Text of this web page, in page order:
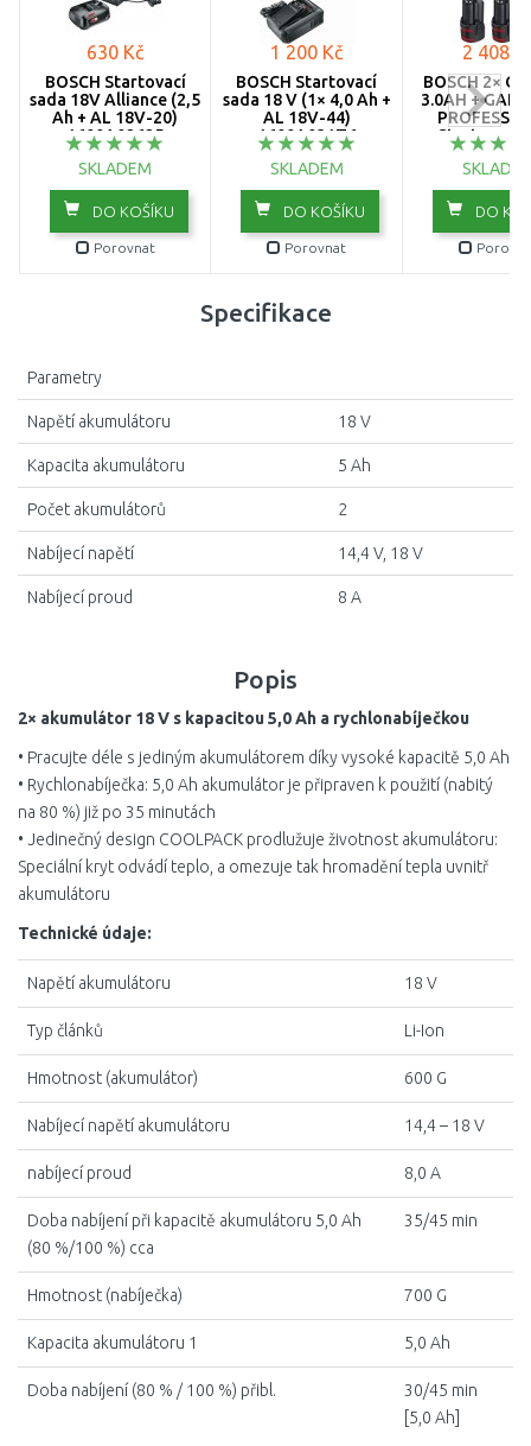
630 Kč
BOSCH Startovací
sada 18V Alliance (2,5
Ah + AL 18V-20)
1600A02625
SKLADEM
DO KOŠÍKU
Porovnat
1 200 Kč
BOSCH Startovací
sada 18 V (1× 4,0 Ah +
AL 18V-44)
1600A031T6
SKLADEM
DO KOŠÍKU
Porovnat
2 408
BOSCH 2×
3.0AH + GAL
Startovací
DO
Popis
2× akumulátor 18 V s kapacitou 5,0 Ah a rychlonabíječkou
• Pracujte déle s jediným akumulátorem díky vysoké kapacitě 5,0 Ah
• Rychlonabíječka: 5,0 Ah akumulátor je připraven k použití (nabitý
na 80 %) již po 35 minutách
• Jedinečný design COOLPACK prodlužuje životnost akumulátoru:
Speciální kryt odvádí teplo, a omezuje tak hromadění tepla uvnitř
akumulátoru
Technické údaje:
Napětí akumulátoru 18 V
Typ článků Li-Ion
Hmotnost (akumulátor) 600 G
Nabíjecí napětí akumulátoru 14,4 – 18 V
nabíjecí proud 8,0 A
Doba nabíjení při kapacitě akumulátoru 5,0 Ah
(80 %/100 %) cca
35/45 min
Hmotnost (nabíječka) 700 G
Kapacita akumulátoru 1 5,0 Ah
Doba nabíjení (80 % / 100 %) přibl.
30/45 min
[5,0 Ah]
Specifikace
Parametry
Napětí akumulátoru 18 V
Kapacita akumulátoru 5 Ah
Počet akumulátorů 2
Nabíjecí napětí 14,4 V, 18 V
Nabíjecí proud 8 A